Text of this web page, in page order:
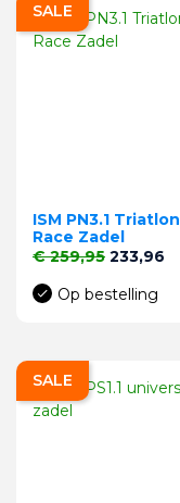
ISM PN3.1 Triatlon
Race Zadel
Normale prijs
€ 259,95 Prijs
233,96
Op bestelling
SALE
SALE